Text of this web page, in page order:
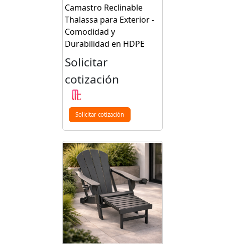
Camastro Reclinable
Thalassa para Exterior -
Comodidad y
Durabilidad en HDPE
Solicitar
cotización
Solicitar cotización